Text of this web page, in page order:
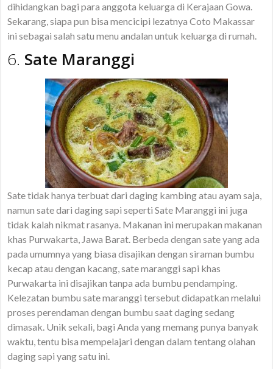
dihidangkan bagi para anggota keluarga di Kerajaan Gowa.
Sekarang, siapa pun bisa mencicipi lezatnya Coto Makassar
ini sebagai salah satu menu andalan untuk keluarga di rumah.
6. Sate Maranggi
Sate tidak hanya terbuat dari daging kambing atau ayam saja,
namun sate dari daging sapi seperti Sate Maranggi ini juga
tidak kalah nikmat rasanya. Makanan ini merupakan makanan
khas Purwakarta, Jawa Barat. Berbeda dengan sate yang ada
pada umumnya yang biasa disajikan dengan siraman bumbu
kecap atau dengan kacang, sate maranggi sapi khas
Purwakarta ini disajikan tanpa ada bumbu pendamping.
Kelezatan bumbu sate maranggi tersebut didapatkan melalui
proses perendaman dengan bumbu saat daging sedang
dimasak. Unik sekali, bagi Anda yang memang punya banyak
waktu, tentu bisa mempelajari dengan dalam tentang olahan
daging sapi yang satu ini.